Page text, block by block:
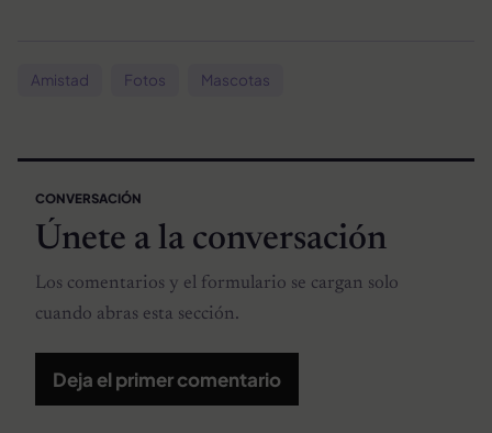
Amistad Fotos Mascotas
CONVERSACIÓN
Únete a la conversación
Los comentarios y el formulario se cargan solo
cuando abras esta sección.
Deja el primer comentario